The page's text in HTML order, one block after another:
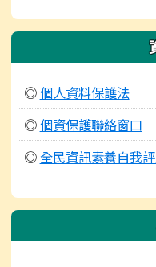
◎個人資料保護法
◎個資保護聯絡窗口
◎全民資訊素養自我